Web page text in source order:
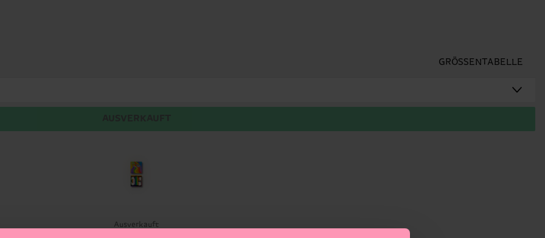
GRÖSSENTABELLE
Ausverkauft